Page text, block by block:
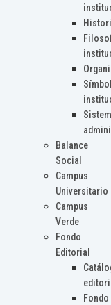
Balance
Social
Campus
Universitario
Campus
Verde
Fondo
Editorial
Fondo